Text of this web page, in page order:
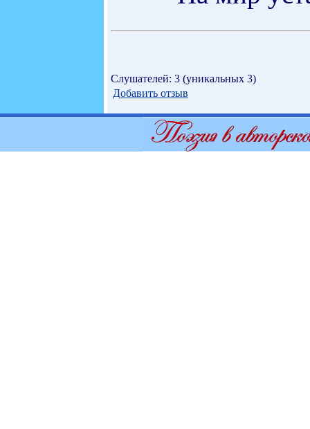
Слушателей: 3 (уникальных 3)
Добавить отзыв